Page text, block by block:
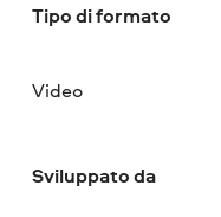
Tipo di formato
Video
Sviluppato da